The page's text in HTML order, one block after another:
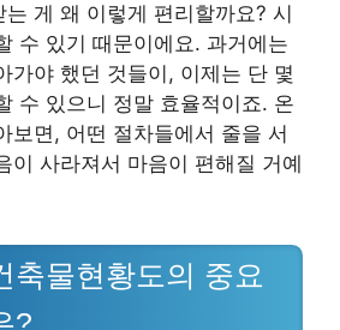
게 왜 이렇게 편리할까요? 시
수 있기 때문이에요. 과거에는
가야 했던 것들이, 이제는 단 몇
수 있으니 정말 효율적이죠. 온
보면, 어떤 절차들에서 줄을 서
이 사라져서 마음이 편해질 거예
축물현황도의 중요
?